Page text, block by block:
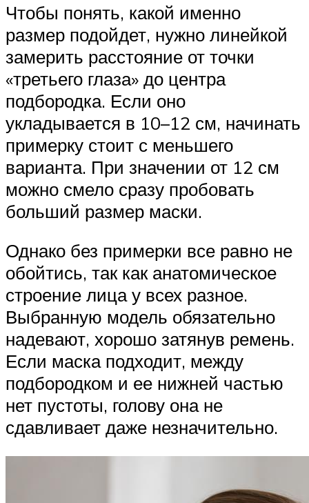
Чтобы понять, какой именно
размер подойдет, нужно линейкой
замерить расстояние от точки
«третьего глаза» до центра
подбородка. Если оно
укладывается в 10–12 см, начинать
примерку стоит с меньшего
варианта. При значении от 12 см
можно смело сразу пробовать
больший размер маски.
Однако без примерки все равно не
обойтись, так как анатомическое
строение лица у всех разное.
Выбранную модель обязательно
надевают, хорошо затянув ремень.
Если маска подходит, между
подбородком и ее нижней частью
нет пустоты, голову она не
сдавливает даже незначительно.